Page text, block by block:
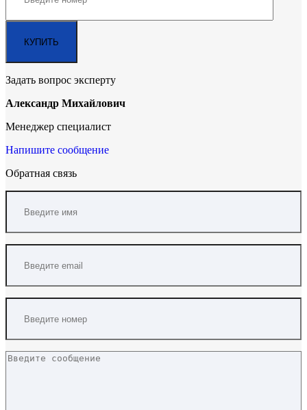
Задать вопрос эксперту
Александр Михайлович
Менеджер специалист
Напишите сообщение
Обратная связь